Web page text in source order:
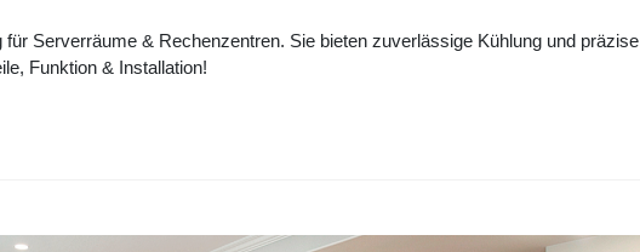
Serverräume & Rechenzentren. Sie bieten zuverlässige Kühlung und präzise
Funktion & Installation!